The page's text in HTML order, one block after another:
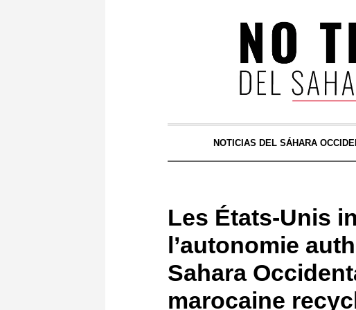
NOTICIAS DEL SÁHARA
Les États-Unis
l’autonomie
Sahara
marocaine